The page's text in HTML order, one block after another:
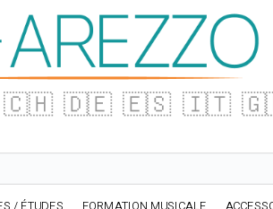
🇨🇭 🇩🇪 🇪🇸 🇮🇹